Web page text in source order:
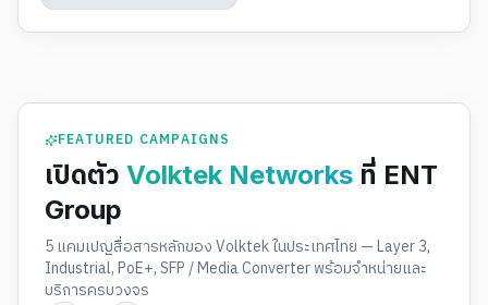
FEATURED CAMPAIGNS
เปิดตัว Volktek Networks ที่ ENT
Group
5 แคมเปญสื่อสารหลักของ Volktek ในประเทศไทย — Layer 3,
Industrial, PoE+, SFP / Media Converter พร้อมจำหน่ายและ
บริการครบวงจร